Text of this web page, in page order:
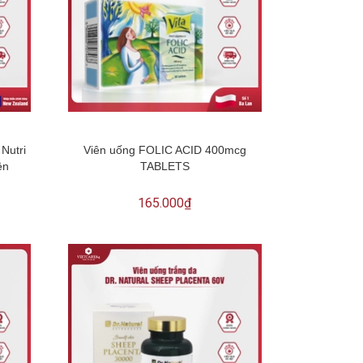
Viên uống FOLIC ACID 400mcg
TABLETS
165.000₫